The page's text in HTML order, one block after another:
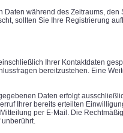
während des Zeitraums, den
sollten Sie Ihre Registrierung
Ihrer Kontaktdaten
bereitzustehen. Eine
Daten erfolgt
Ihrer bereits erteilten
per E-Mail. Die